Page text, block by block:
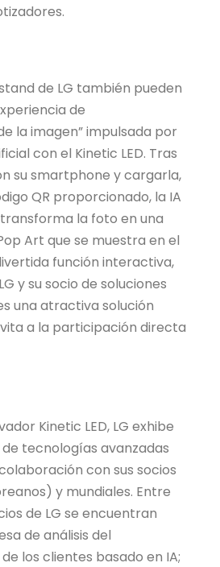
de LG también pueden
de
la imagen” impulsada por
con el Kinetic LED. Tras
su smartphone y cargarla,
QR proporcionado, la IA
la foto en una
Art que se muestra en el
función interactiva,
y su socio de soluciones
una atractiva solución
a la participación directa
Kinetic LED, LG exhibe
tecnologías avanzadas
con sus socios
y mundiales. Entre
de LG se encuentran
de análisis del
los clientes basado en IA;